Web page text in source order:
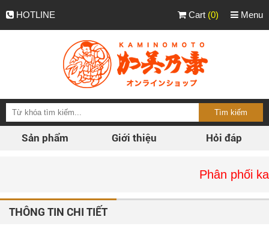
HOTLINE Menu
Cart (0)
Sản phẩm Giới thiệu Hỏi đáp
Phân phối
THÔNG TIN CHI TIẾT